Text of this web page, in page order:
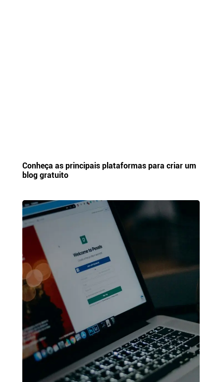
Conheça as principais plataformas para criar um
blog gratuito